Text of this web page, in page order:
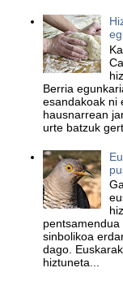
Berria
esandakoak ni
hausnarrean
urte batzuk
sinbolikoa
dago.
hiztuneta...